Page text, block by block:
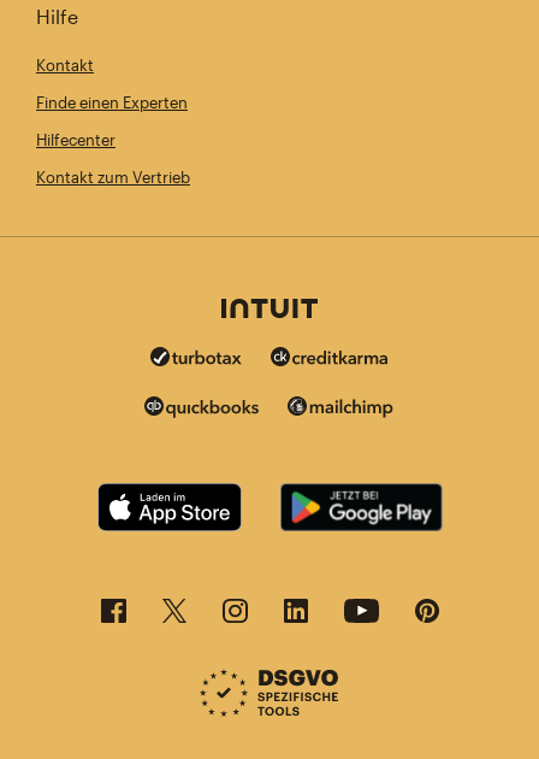
Hilfe
Kontakt
Finde einen Experten
Hilfecenter
Kontakt zum Vertrieb